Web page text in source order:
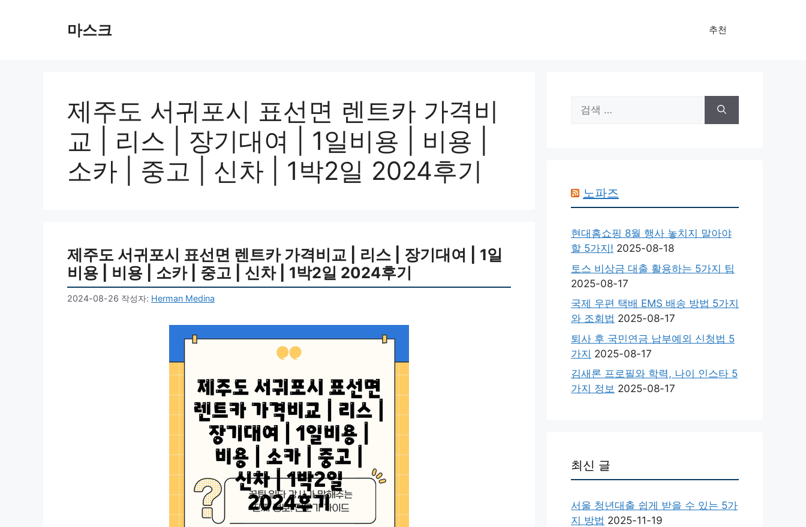
마스크 추천
제주도 서귀포시 표선면 렌트카 가격비
교 | 리스 | 장기대여 | 1일비용 | 비용 |
소카 | 중고 | 신차 | 1박2일 2024후기
제주도 서귀포시 표선면 렌트카 가격비교 | 리스 | 장기대여 | 1일
비용 | 비용 | 소카 | 중고 | 신차 | 1박2일 2024후기
2024-08-26 작성자: Herman Medina
색:
노파즈
현대홈쇼핑 8월 행사 놓치지 말아야
할 5가지! 2025-08-18
토스 비상금 대출 활용하는 5가지 팁
2025-08-17
국제 우편 택배 EMS 배송 방법 5가지
와 조회법 2025-08-17
퇴사 후 국민연금 납부예외 신청법 5
가지 2025-08-17
김새론 프로필와 학력, 나이 인스타 5
가지 정보 2025-08-17
최신 글
서울 청년대출 쉽게 받을 수 있는 5가
지 방법 2025-11-19